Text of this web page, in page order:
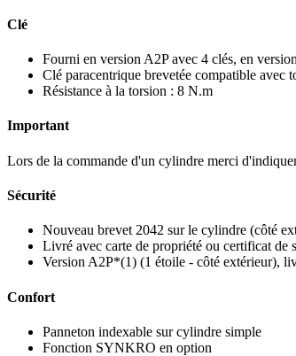
Clé
Fourni en version A2P avec 4 clés, en
Clé paracentrique brevetée compatible
Résistance à la torsion : 8 N.m
Important
Lors de la commande d'un cylindre merci
Sécurité
Nouveau brevet 2042 sur le cylindre (côté
Livré avec carte de propriété ou certificat
Version A2P*(1) (1 étoile - côté extérieur),
Confort
Panneton indexable sur cylindre simple
Fonction SYNKRO en option